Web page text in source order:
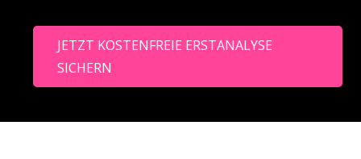
JETZT KOSTENFREIE ERSTANALYSE
SICHERN